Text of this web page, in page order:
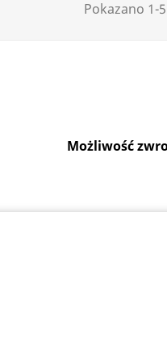
Pokazano 1-
Możliwość